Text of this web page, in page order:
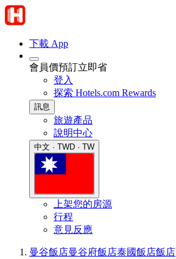
下載 App
會員價預訂立即省
登入
探索 Hotels.com Rewards
訊息
旅遊產品
說明中心
中文 · TWD · TW
上架您的房源
行程
意見反應
曼谷飯店曼谷府飯店泰國飯店飯店